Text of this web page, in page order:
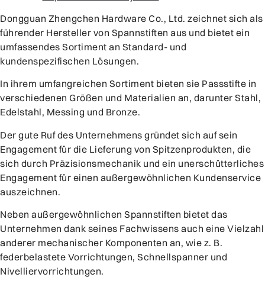
Dongguan Zhengchen Hardware Co., Ltd. zeichnet sich als
führender Hersteller von Spannstiften aus und bietet ein
umfassendes Sortiment an Standard- und
kundenspezifischen Lösungen.
In ihrem umfangreichen Sortiment bieten sie Passstifte in
verschiedenen Größen und Materialien an, darunter Stahl,
Edelstahl, Messing und Bronze.
Der gute Ruf des Unternehmens gründet sich auf sein
Engagement für die Lieferung von Spitzenprodukten, die
sich durch Präzisionsmechanik und ein unerschütterliches
Engagement für einen außergewöhnlichen Kundenservice
auszeichnen.
Neben außergewöhnlichen Spannstiften bietet das
Unternehmen dank seines Fachwissens auch eine Vielzahl
anderer mechanischer Komponenten an, wie z. B.
federbelastete Vorrichtungen, Schnellspanner und
Nivelliervorrichtungen.